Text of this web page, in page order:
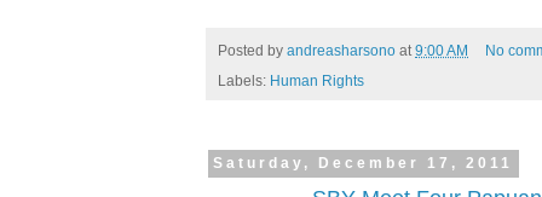
Posted by andreasharsono at9:00 AM
No
Labels: Human Rights
Saturday, December 17, 2011